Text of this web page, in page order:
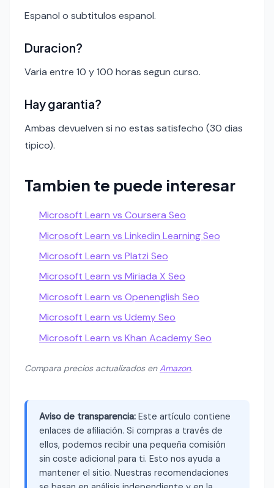
Espanol o subtitulos espanol.
Duracion?
Varia entre 10 y 100 horas segun curso.
Hay garantia?
Ambas devuelven si no estas satisfecho (30 dias
tipico).
Tambien te puede interesar
Microsoft Learn vs Coursera Seo
Microsoft Learn vs Linkedin Learning Seo
Microsoft Learn vs Platzi Seo
Microsoft Learn vs Miriada X Seo
Microsoft Learn vs Openenglish Seo
Microsoft Learn vs Udemy Seo
Microsoft Learn vs Khan Academy Seo
Compara precios actualizados en Amazon.
Aviso de transparencia: Este artículo contiene
enlaces de afiliación. Si compras a través de
ellos, podemos recibir una pequeña comisión
sin coste adicional para ti. Esto nos ayuda a
mantener el sitio. Nuestras recomendaciones